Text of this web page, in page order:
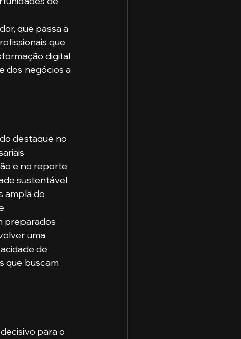
que passa a
que
digital
dos negócios a
destaque no
e no reporte
sustentável
ampla do
preparados
uma
de
que buscam
para o